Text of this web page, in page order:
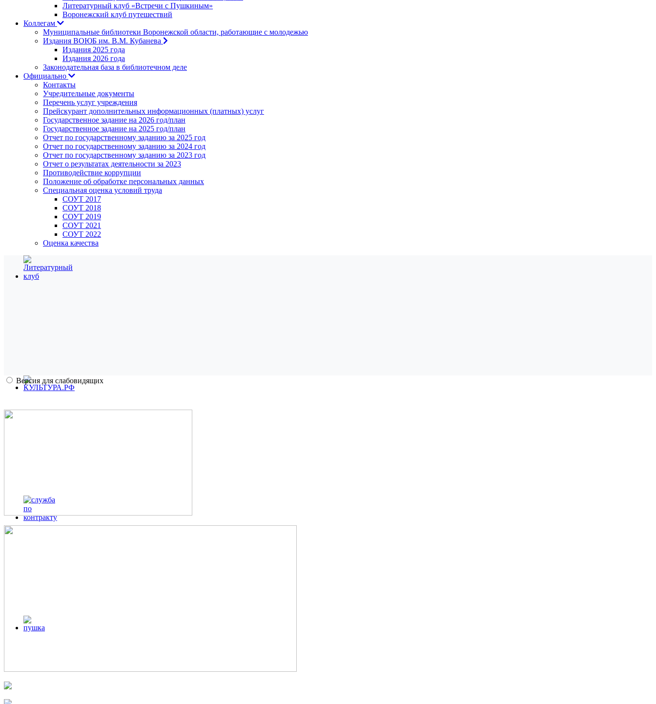
Литературный клуб «Встречи с Пушкиным»
Воронежский клуб путешествий
Коллегам
Муниципальные библиотеки Воронежской области, работающие с молодежью
Издания ВОЮБ им. В.М. Кубанева
Издания 2025 года
Издания 2026 года
Законодательная база в библиотечном деле
Официально
Контакты
Учредительные документы
Перечень услуг учреждения
Прейскурант дополнительных информационных (платных) услуг
Государственное задание на 2026 год/план
Государственное задание на 2025 год/план
Отчет по государственному заданию за 2025 год
Отчет по государственному заданию за 2024 год
Отчет по государственному заданию за 2023 год
Отчет о результатах деятельности за 2023
Противодействие коррупции
Положение об обработке персональных данных
Специальная оценка условий труда
СОУТ 2017
СОУТ 2018
СОУТ 2019
СОУТ 2021
СОУТ 2022
Оценка качества
Версия для слабовидящих